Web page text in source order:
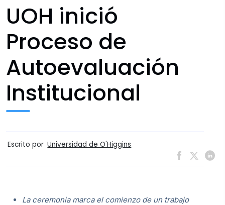
UOH inició
Proceso de
Autoevaluación
Institucional
Escrito por Universidad de O'Higgins
La ceremonia marca el comienzo de un trabajo